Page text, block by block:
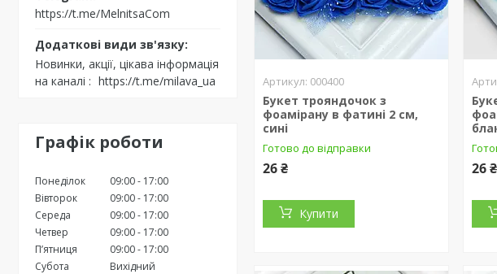
https://t.me/MelnitsaCom
Новинки, акції, цікава інформація
на каналі
https://t.me/milava_ua
Графік роботи
Понеділок 09:00
17:00
Вівторок
09:00
17:00
Середа
09:00
17:00
Четвер
09:00
17:00
Пʼятниця
09:00
17:00
Субота
Вихідний
000400
Букет трояндочок з
фоамірану в фатині 2 см,
сині
Готово до відправки
26 ₴
Купити
26 ₴